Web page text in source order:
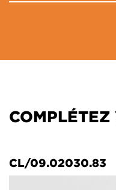
CL/09.02030.83